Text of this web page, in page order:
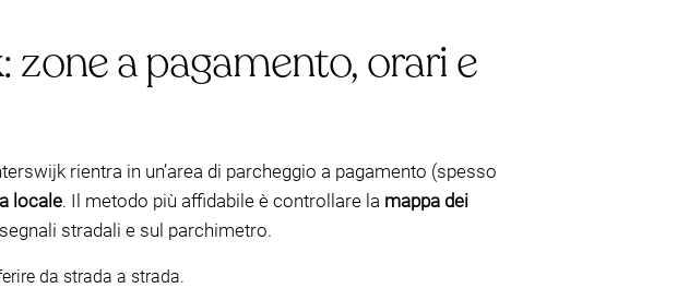
a pagamento, orari e
rientra in un’area di parcheggio a pagamento (spesso
locale. Il metodo più affidabile è controllare la mappa dei
stradali e sul parchimetro.
da strada a strada.